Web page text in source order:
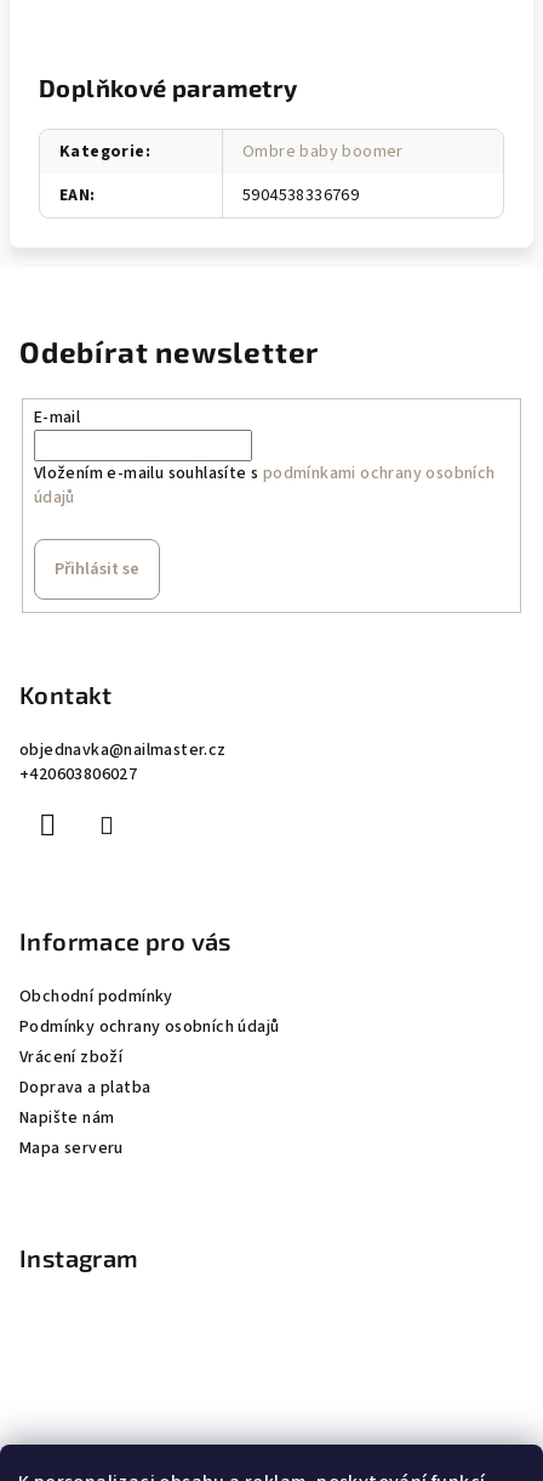
Doplňkové parametry
Kategorie:
Ombre baby boomer
EAN: 5904538336769
Odebírat newsletter
E-mail
Vložením e-mailu souhlasíte s podmínkami ochrany osobních
údajů
Přihlásit se
Kontakt
objednavka@nailmaster.cz
+420603806027
Informace pro vás
Obchodní podmínky
Podmínky ochrany osobních údajů
Vrácení zboží
Doprava a platba
Napište nám
Mapa serveru
Instagram